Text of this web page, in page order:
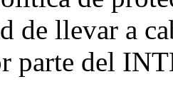
de llevar a
parte del